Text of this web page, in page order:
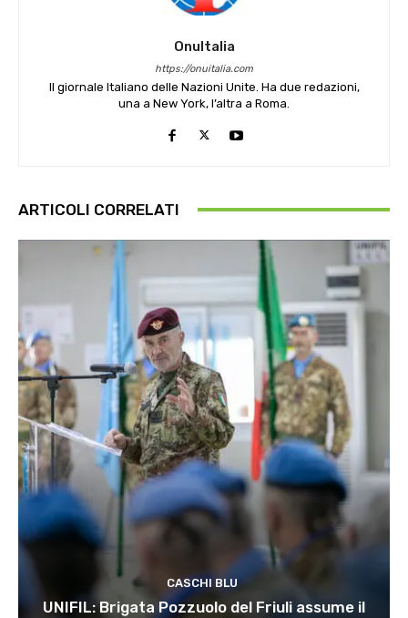
OnuItalia
https://onuitalia.com
Il giornale Italiano delle Nazioni Unite. Ha due redazioni,
una a New York, l’altra a Roma.
ARTICOLI CORRELATI
CASCHI BLU
UNIFIL: Brigata Pozzuolo del Friuli assume il